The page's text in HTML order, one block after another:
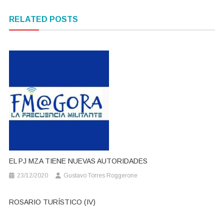
entradas
RELATED POSTS
EL PJ MZA TIENE NUEVAS AUTORIDADES
23/12/2020 Gustavo Torres Roggerone
ROSARIO TURÍSTICO (IV)